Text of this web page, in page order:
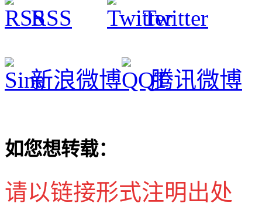
RSS Twitter
新浪微博 腾讯微博
如您想转载：
请以链接形式注明出处